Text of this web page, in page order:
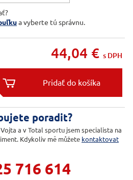
a vyberte tú správnu.
44,04 € s DPH

poradit?
Vojta a v Total sportu jsem specialista na
Kdykoliv mě můžete kontaktovat
716 614